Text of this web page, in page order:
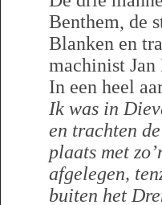
Benthem, de
Blanken en
machinist Jan
In een heel
Ik was in
en trachten
plaats met
afgelegen,
buiten het